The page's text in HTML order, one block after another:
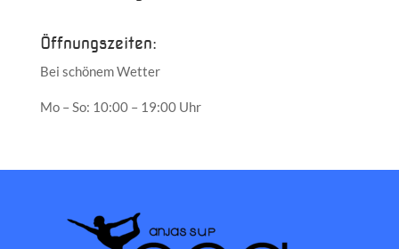
Öffnungszeiten:
Bei schönem Wetter
Mo – So: 10:00 – 19:00 Uhr